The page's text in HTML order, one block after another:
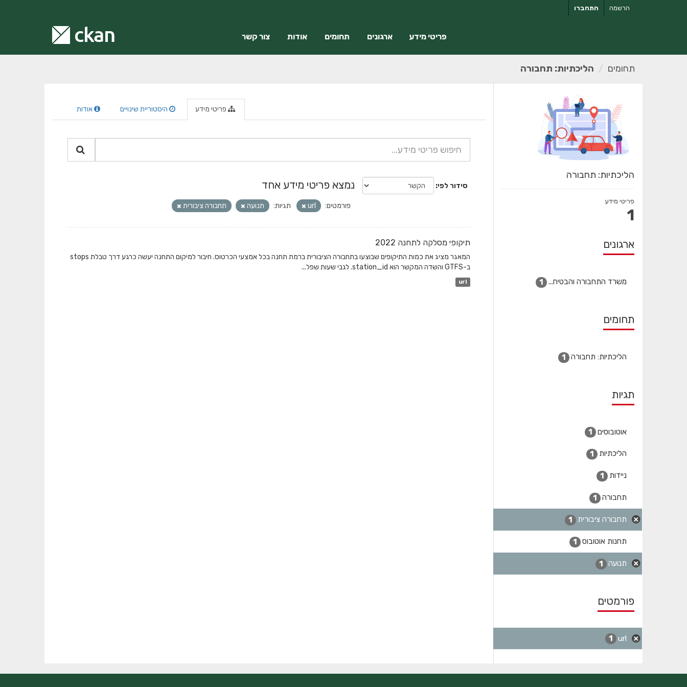
התחברו הרשמה
פריטי מידע ארגונים תחומים אודות צור קשר
תחומים הליכתיות: תחבורה
הליכתיות: תחבורה
פריטי מידע
1
ארגונים
משרד התחבורה והבטיח... 1
תחומים
הליכתיות: תחבורה 1
תגיות
אוטובוסים 1
הליכתיות 1
ניידות 1
תחבורה 1
תחבורה ציבורית 1
תחנות אוטובוס 1
תנועה 1
פורמטים
url
1
פריטי מידע היסטוריית שינויים אודות
סידור לפי נמצא פריטי מידע אחד
פורמטים: url תגיות: תנועה תחבורה ציבורית
תיקופי מסלקה לתחנה 2022
המאגר מציג את כמות התיקופים שבוצעו בתחבורה הציבורית ברמת תחנה בכל אמצעי הכרטוס. חיבור למיקום התחנה יעשה כרגע דרך טבלת stops
ב-GTFS והשדה המקשר הוא station_id. לגבי שעות שפל...
url